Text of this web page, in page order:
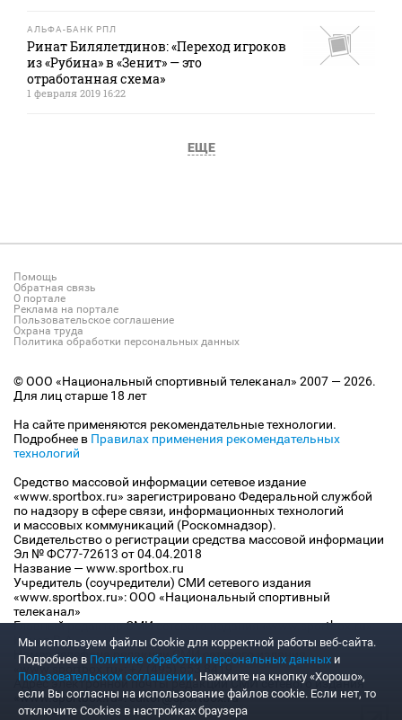
АЛЬФА-БАНК РПЛ
Ринат Билялетдинов: «Переход игроков
из «Рубина» в «Зенит» — это
отработанная схема»
1 февраля 2019 16:22
ЕЩЕ
Помощь
Обратная связь
О портале
Реклама на портале
Пользовательское соглашение
Охрана труда
Политика обработки персональных данных
© ООО «Национальный спортивный телеканал» 2007 — 2026.
Для лиц старше 18 лет
На сайте применяются рекомендательные технологии.
Подробнее в Правилах применения рекомендательных
технологий
Средство массовой информации сетевое издание
«www.sportbox.ru» зарегистрировано Федеральной службой
по надзору в сфере связи, информационных технологий
и массовых коммуникаций (Роскомнадзор).
Свидетельство о регистрации средства массовой информации
Эл № ФС77-72613 от 04.04.2018
Название — www.sportbox.ru
Учредитель (соучредители) СМИ сетевого издания
«www.sportbox.ru»: ООО «Национальный спортивный
телеканал»
Главный редактор СМИ сетевого издания «www.sportbox.ru»:
Конов В.А.
Номер телефона редакции СМИ сетевого издания
«www.sportbox.ru»: +7 (495) 653 8419
Адрес электронной почты редакции СМИ сетевого издания
«www.sportbox.ru»: editor@sportbox.ru
Мы используем файлы Сookie для корректной работы веб-сайта.
Подробнее в Политике обработки персональных данных и
Пользовательском соглашении. Нажмите на кнопку «Хорошо»,
если Вы согласны на использование файлов cookie. Если нет, то
отключите Cookies в настройках браузера